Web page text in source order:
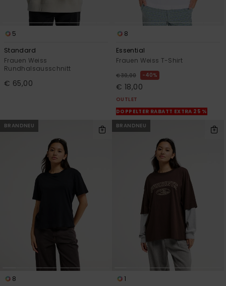
5
Standard
Frauen Weiss
Rundhalsausschnitt
€ 65,00
8
Essential
Frauen Weiss T-Shirt
€ 30,00 40%
€ 18,00
OUTLET
DOPPELTER RABATT EXTRA 25 %
BRANDNEU
8
BRANDNEU
1